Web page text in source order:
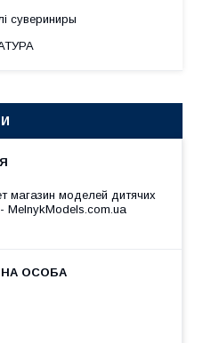
сувериниры
магазин моделей дитячих
- MelnykModels.com.ua